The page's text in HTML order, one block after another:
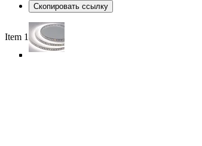
Скопировать ссылку
Item 1 of 4